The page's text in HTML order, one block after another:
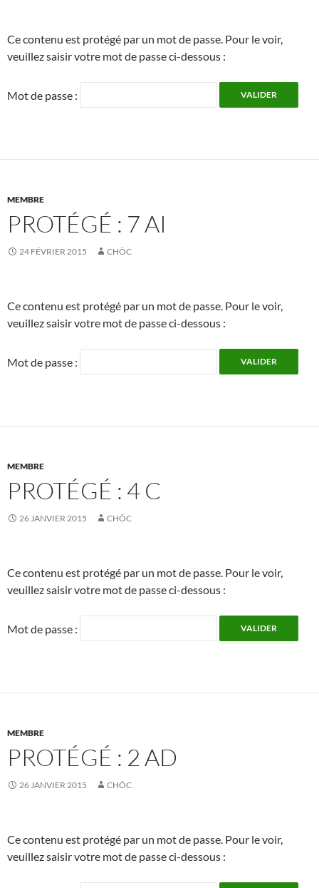
Ce contenu est protégé par un mot de passe. Pour le voir,
veuillez saisir votre mot de passe ci-dessous :
Mot de passe :
MEMBRE
PROTÉGÉ : 7 AI
24 FÉVRIER 2015 CHÔC
Ce contenu est protégé par un mot de passe. Pour le voir,
veuillez saisir votre mot de passe ci-dessous :
Mot de passe :
MEMBRE
PROTÉGÉ : 4 C
26 JANVIER 2015 CHÔC
Ce contenu est protégé par un mot de passe. Pour le voir,
veuillez saisir votre mot de passe ci-dessous :
Mot de passe :
MEMBRE
PROTÉGÉ : 2 AD
26 JANVIER 2015 CHÔC
Ce contenu est protégé par un mot de passe. Pour le voir,
veuillez saisir votre mot de passe ci-dessous :